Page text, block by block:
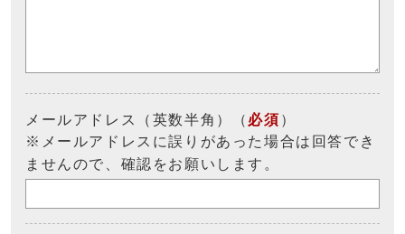
メールアドレス（英数半角）（ 必須 ）
※メールアドレスに誤りがあった場合は回答でき
ませんので、確認をお願いします。